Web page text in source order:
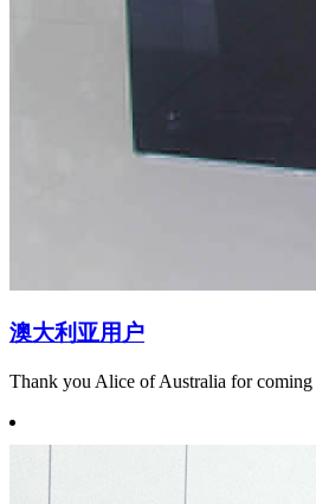
澳大利亚用户
Thank you Alice of Australia for coming